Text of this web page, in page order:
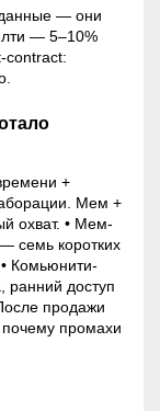
— они
— 5–10%
contract:
+
Мем +
охват. • Мем-
семь коротких
Комьюнити-
ранний доступ
продажи
почему промахи